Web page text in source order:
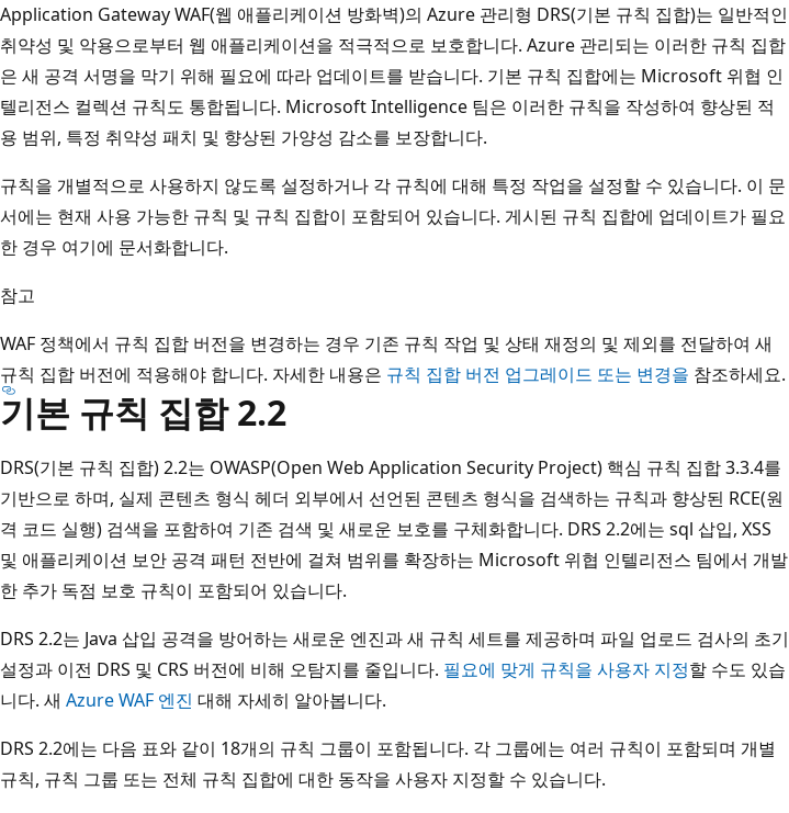
Application Gateway WAF(웹 애플리케이션 방화벽)의 Azure 관리형 DRS(기본 규칙 집합)는 일반적인
취약성 및 악용으로부터 웹 애플리케이션을 적극적으로 보호합니다. Azure 관리되는 이러한 규칙 집합
은 새 공격 서명을 막기 위해 필요에 따라 업데이트를 받습니다. 기본 규칙 집합에는 Microsoft 위협 인
텔리전스 컬렉션 규칙도 통합됩니다. Microsoft Intelligence 팀은 이러한 규칙을 작성하여 향상된 적
용 범위, 특정 취약성 패치 및 향상된 가양성 감소를 보장합니다.
규칙을 개별적으로 사용하지 않도록 설정하거나 각 규칙에 대해 특정 작업을 설정할 수 있습니다. 이 문
서에는 현재 사용 가능한 규칙 및 규칙 집합이 포함되어 있습니다. 게시된 규칙 집합에 업데이트가 필요
한 경우 여기에 문서화합니다.
참고
WAF 정책에서 규칙 집합 버전을 변경하는 경우 기존 규칙 작업 및 상태 재정의 및 제외를 전달하여 새
규칙 집합 버전에 적용해야 합니다. 자세한 내용은 규칙 집합 버전 업그레이드 또는 변경을 참조하세요.
기본 규칙 집합 2.2
DRS(기본 규칙 집합) 2.2는 OWASP(Open Web Application Security Project) 핵심 규칙 집합 3.3.4를
기반으로 하며, 실제 콘텐츠 형식 헤더 외부에서 선언된 콘텐츠 형식을 검색하는 규칙과 향상된 RCE(원
격 코드 실행) 검색을 포함하여 기존 검색 및 새로운 보호를 구체화합니다. DRS 2.2에는 sql 삽입, XSS
및 애플리케이션 보안 공격 패턴 전반에 걸쳐 범위를 확장하는 Microsoft 위협 인텔리전스 팀에서 개발
한 추가 독점 보호 규칙이 포함되어 있습니다.
DRS 2.2는 Java 삽입 공격을 방어하는 새로운 엔진과 새 규칙 세트를 제공하며 파일 업로드 검사의 초기
설정과 이전 DRS 및 CRS 버전에 비해 오탐지를 줄입니다. 필요에 맞게 규칙을 사용자 지정할 수도 있습
니다. 새 Azure WAF 엔진 대해 자세히 알아봅니다.
DRS 2.2에는 다음 표와 같이 18개의 규칙 그룹이 포함됩니다. 각 그룹에는 여러 규칙이 포함되며 개별
규칙, 규칙 그룹 또는 전체 규칙 집합에 대한 동작을 사용자 지정할 수 있습니다.